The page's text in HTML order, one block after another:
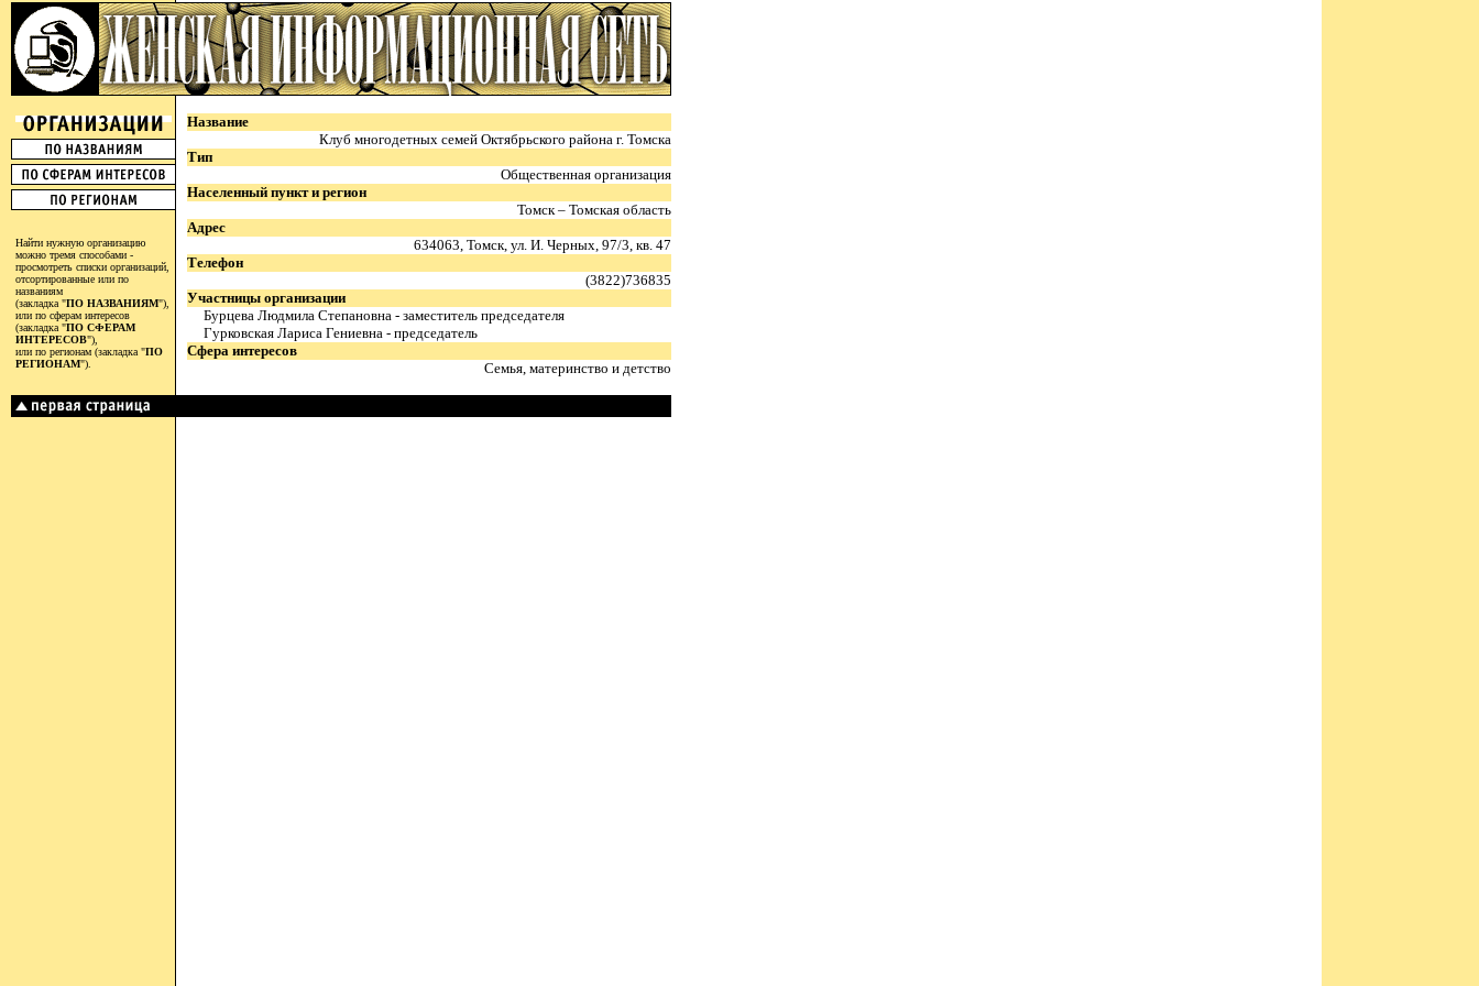
Найти нужную организацию
можно тремя способами -
просмотреть списки организаций,
отсортированные или по
названиям
(закладка "ПО НАЗВАНИЯМ"),
или по сферам интересов
(закладка "ПО СФЕРАМ
ИНТЕРЕСОВ"),
или по регионам (закладка "ПО
РЕГИОНАМ").
Название
Клуб многодетных семей Октябрьского района г. Томска
Тип
Общественная организация
Населенный пункт и регион
Томск – Томская область
Адрес
634063, Томск, ул. И. Черных, 97/3, кв. 47
Телефон
(3822)736835
Участницы организации
Бурцева Людмила Степановна - заместитель председателя
Гурковская Лариса Гениевна - председатель
Сфера интересов
Семья, материнство и детство